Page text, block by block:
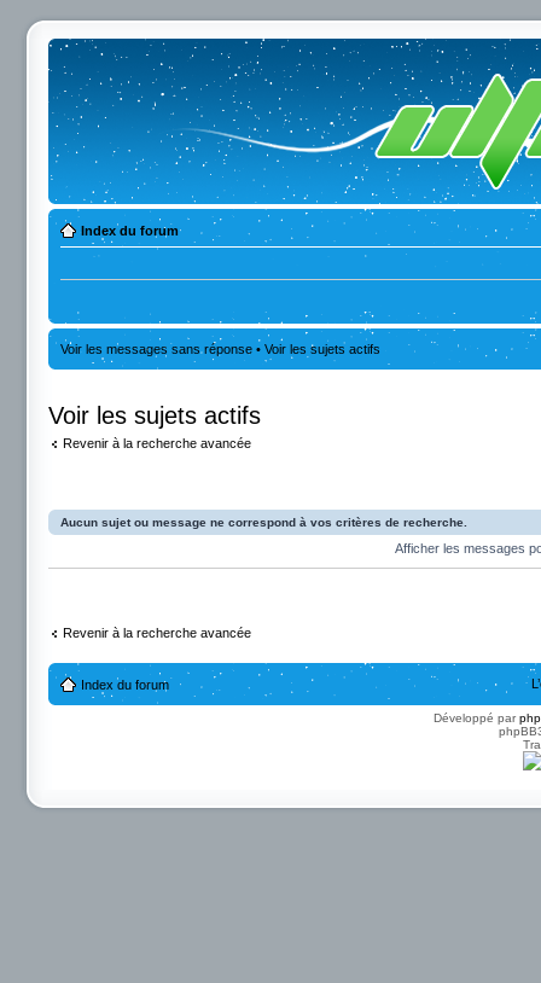
Index du forum
Voir les messages sans réponse • Voir les sujets actifs
Voir les sujets actifs
Revenir à la recherche avancée
Aucun sujet ou message ne correspond à vos critères de recherche.
Afficher les messages
Revenir à la recherche avancée
Index du forum
Développé par